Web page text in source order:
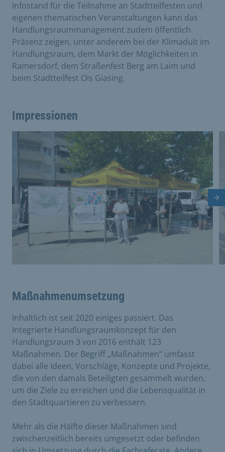
Infostand für die Teilnahme an Stadtteilfesten und
eigenen thematischen Veranstaltungen kann das
Handlungsraummanagement zudem öffentlich
Präsenz zeigen, unter anderem bei der Klimadult im
Handlungsraum, dem Markt der Möglichkeiten in
Ramersdorf, dem Straßenfest Berg am Laim und
beim Stadtteilfest Ois Giasing.
Impressionen
Dies ist eine Bildergalerie in einem Slider. Mit den
Vergrößere Bild 0
Maßnahmenumsetzung
Inhaltlich ist seit 2020 einiges passiert. Das
Integrierte Handlungsraumkonzept für den
Handlungsraum 3 von 2016 enthält 123
Maßnahmen. Der Begriff „Maßnahmen“ umfasst
dabei alle Ideen, Vorschläge, Konzepte und Projekte,
die von den damals Beteiligten gesammelt wurden,
um die Ziele zu erreichen und die Lebensqualität in
den Stadtquartieren zu verbessern.
Mehr als die Hälfte dieser Maßnahmen sind
zwischenzeitlich bereits umgesetzt oder befinden